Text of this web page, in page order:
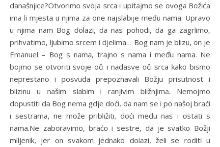
današnjice?Otvorimo svoja srca i upitajmo se ovoga Božića
ima li mjesta u njima za one najslabije među nama. Upravo
u njima nam Bog dolazi, da nas pohodi, da ga zagrlimo,
prihvatimo, ljubimo srcem i djelima… Bog nam je blizu, on je
Emanuel – Bog s nama, trajno s nama i među nama. Ne
bojmo se otvoriti svoje oči i nadasve oči srca kako bismo
neprestano i posvuda prepoznavali Božju prisutnost i
blizinu u našim slabim i ranjivim bližnjima. Nemojmo
dopustiti da Bog nema gdje doći, da nam se i po našoj braći
i sestrama, ne može približiti, doći među nas i ostati s
nama.Ne zaboravimo, braćo i sestre, da je svatko Božji
miljenik, jer on svakom jednako dolazi, želi se roditi u